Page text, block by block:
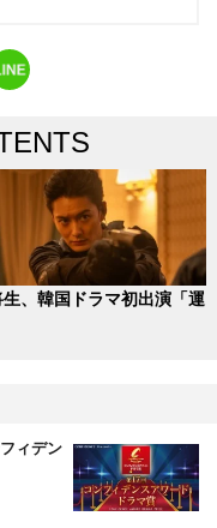
生、韓国ドラマ初出演「運
ィデン